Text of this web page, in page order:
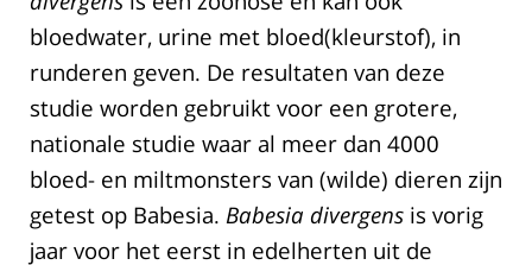
bloedwater, urine met bloed(kleurstof), in
runderen geven. De resultaten van deze
studie worden gebruikt voor een grotere,
nationale studie waar al meer dan 4000
bloed- en miltmonsters van (wilde) dieren zijn
getest op Babesia. Babesia divergens is vorig
jaar voor het eerst in edelherten uit de